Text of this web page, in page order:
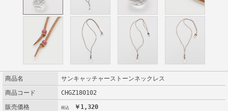
商品名
サンキャッチャーストーンネックレス
商品コード
CHGZ180102
販売価格
￥1,320